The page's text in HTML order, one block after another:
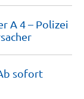
A 4 – Polizei
sofort